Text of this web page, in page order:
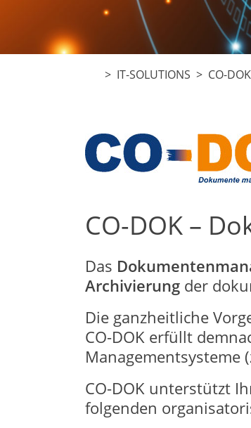
> IT-SOLUTIONS > CO-DOK
CO-DOK –
Das
Archivierungder
Die ganzheitliche
CO-DOK erfüllt
Managementsysteme
CO-DOK unterstützt
folgenden